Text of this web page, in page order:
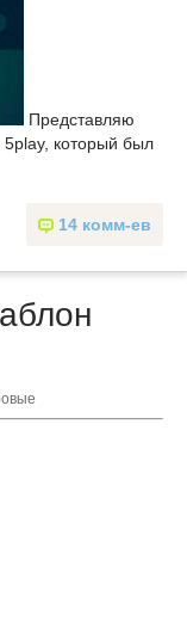
Представляю
который был
14 комм-ев